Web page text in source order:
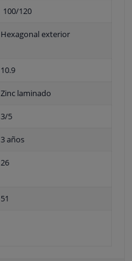
100/120
Hexagonal exterior
10.9
Zinc laminado
3/5
3 años
26
51